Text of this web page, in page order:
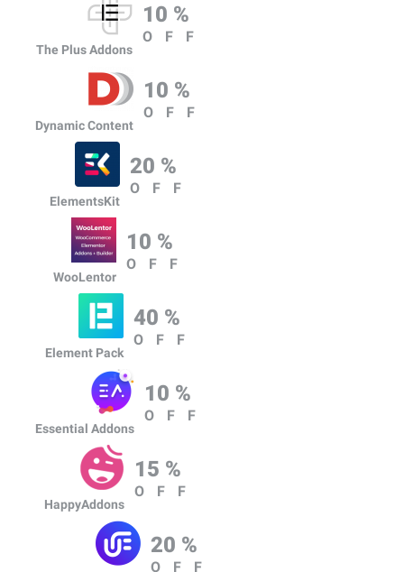
The Plus Addons
10 %
OFF
Dynamic Content
10 %
OFF
ElementsKit
20 %
OFF
WooLentor
10 %
OFF
Element Pack
40 %
OFF
Essential Addons
10 %
OFF
HappyAddons
15 %
OFF
20 %
OFF